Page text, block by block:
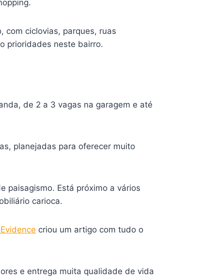
com ciclovias, parques, ruas
prioridades neste bairro.
de 2 a 3 vagas na garagem e até
planejadas para oferecer muito
paisagismo. Está próximo a vários
carioca.
criou um artigo com tudo o
e entrega muita qualidade de vida